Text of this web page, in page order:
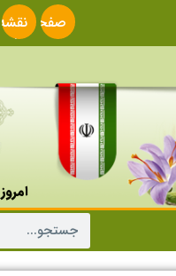
صفحه
اصلی
نقشه
امروز